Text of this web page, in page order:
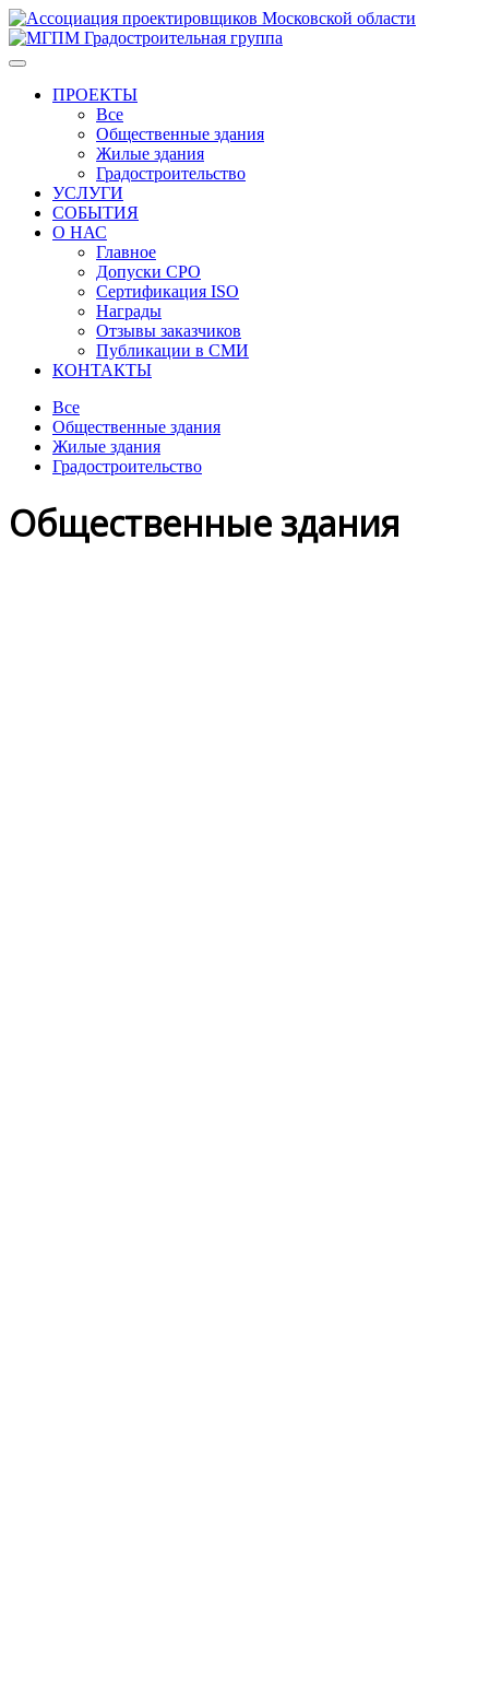
ПРОЕКТЫ
Все
Общественные здания
Жилые здания
Градостроительство
УСЛУГИ
СОБЫТИЯ
О НАС
Главное
Допуски СРО
Сертификация ISO
Награды
Отзывы заказчиков
Публикации в СМИ
КОНТАКТЫ
Все
Общественные здания
Жилые здания
Градостроительство
Общественные здания